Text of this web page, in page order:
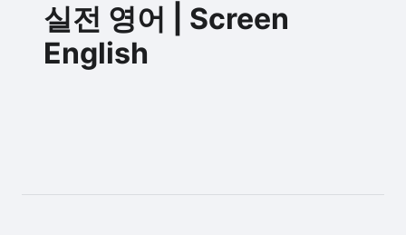
실전 영어 | Screen
English